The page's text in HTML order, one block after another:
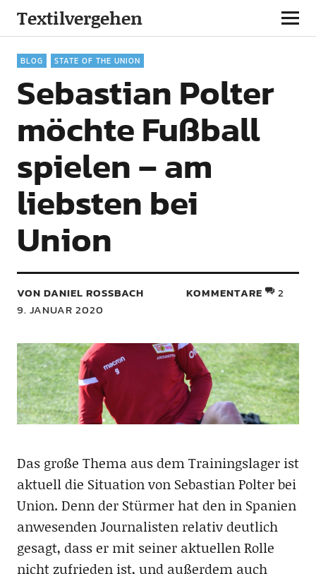
Textilvergehen
BLOG STATE OF THE UNION
Sebastian Polter
möchte Fußball
spielen – am
liebsten bei
Union
VON DANIEL ROSSBACH
9. JANUAR 2020
KOMMENTARE 2
Das große Thema aus dem Trainingslager ist
aktuell die Situation von Sebastian Polter bei
Union. Denn der Stürmer hat den in Spanien
anwesenden Journalisten relativ deutlich
gesagt, dass er mit seiner aktuellen Rolle
nicht zufrieden ist, und außerdem auch